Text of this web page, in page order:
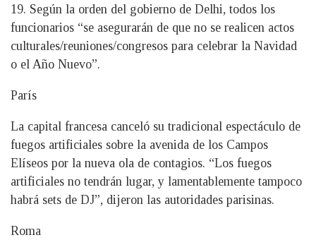
19. Según la orden del gobierno de Delhi, todos los
funcionarios “se asegurarán de que no se realicen actos
culturales/reuniones/congresos para celebrar la Navidad
o el Año Nuevo”.
París
La capital francesa canceló su tradicional espectáculo de
fuegos artificiales sobre la avenida de los Campos
Elíseos por la nueva ola de contagios. “Los fuegos
artificiales no tendrán lugar, y lamentablemente tampoco
habrá sets de DJ”, dijeron las autoridades parisinas.
Roma